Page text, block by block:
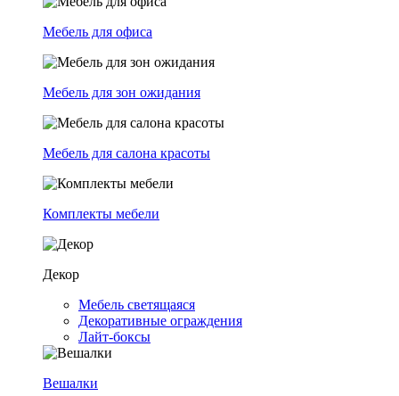
Мебель для офиса
Мебель для зон ожидания
Мебель для салона красоты
Комплекты мебели
Декор
Мебель светящаяся
Декоративные ограждения
Лайт-боксы
Вешалки